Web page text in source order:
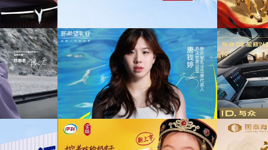
宣传项目提供音乐版权
为中信期货有限公司2026年中策略会提供音
山东站传播项目提供音乐
版权
为光明优加x上海博物馆马年限定礼盒宣传项
目提供音乐版权